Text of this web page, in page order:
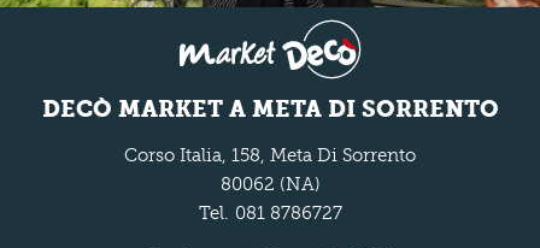
DECÒ MARKET A META DI SORRENTO
Corso Italia, 158, Meta Di Sorrento
80062 (NA)
Tel. 081 8786727